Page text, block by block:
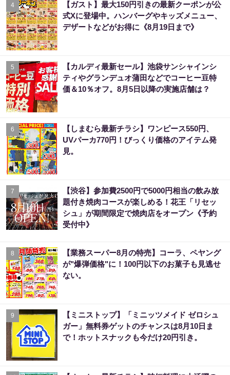
4
【ガスト】最大150円引きの最新クーポンが公
式Xに登場中。ハンバーグやキッズメニュー、
デザートなどがお得に《8月19日まで》
5
【カルディ最新セール】池袋サンシャインシ
ティやグランデュオ蒲田などでコーヒー豆特
価＆10％オフ。8月5日以降の実施店舗は？
6
【しまむら最新チラシ】ワンピース550円、
UVパーカ770円！びっくり価格のアイテム発
見。
7
【渋谷】参加費2500円で5000円相当の飲み放
題付き焼肉コースが楽しめる！花王「リセッ
シュ」が期間限定で焼肉店をオープン《予約
受付中》
8
【業務スーパー8月の特売】コーラ、ペヤング
が"爆弾価格"に！100円以下のお菓子も見逃せ
ない。
9
【ミニストップ】「ミニッツメイド ゼロシュ
ガー」無料券ゲットのチャンスは8月10日ま
で！ホットスナックも今だけ20円引き。